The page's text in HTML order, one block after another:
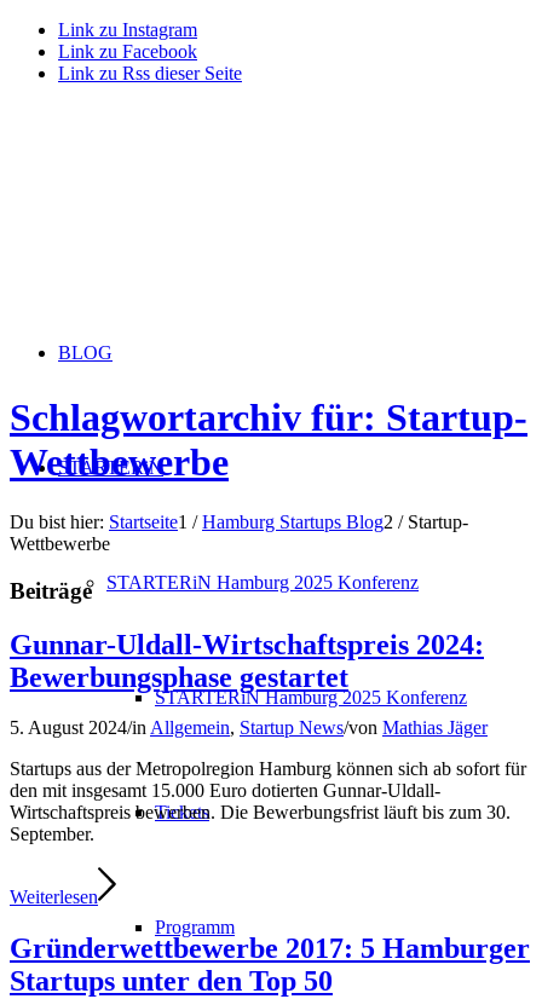
Link zu Instagram
Link zu Facebook
Link zu Rss dieser Seite
BLOG
STARTERiN
STARTERiN Hamburg 2025 Konferenz
STARTERiN Hamburg 2025 Konferenz
Tickets
Programm
Schlagwortarchiv für: Startup-
Wettbewerbe
Du bist hier: Startseite1 / Hamburg Startups Blog2 / Startup-
Wettbewerbe
Beiträge
Gunnar-Uldall-Wirtschaftspreis 2024:
Bewerbungsphase gestartet
5. August 2024/inAllgemein, Startup News/von Mathias Jäger
Startups aus der Metropolregion Hamburg können sich ab sofort für
den mit insgesamt 15.000 Euro dotierten Gunnar-Uldall-
Wirtschaftspreis bewerben. Die Bewerbungsfrist läuft bis zum 30.
September.
Weiterlesen
Gründerwettbewerbe 2017: 5 Hamburger
Startups unter den Top 50